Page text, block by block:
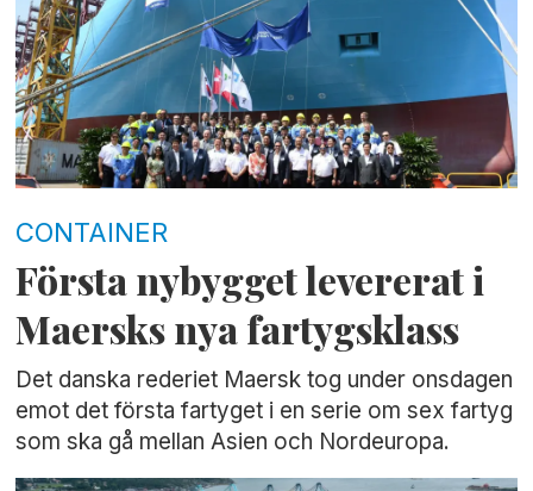
CONTAINER
Första nybygget levererat i
Maersks nya fartygsklass
Det danska rederiet Maersk tog under onsdagen
emot det första fartyget i en serie om sex fartyg
som ska gå mellan Asien och Nordeuropa.